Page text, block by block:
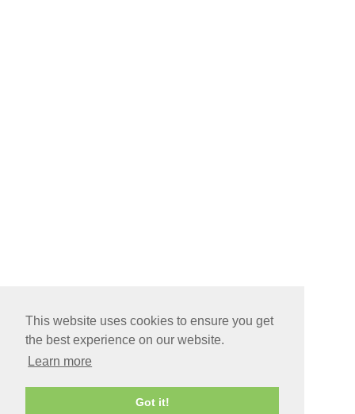
This website uses cookies to ensure you get
the best experience on our website.
Learn more
Got it!